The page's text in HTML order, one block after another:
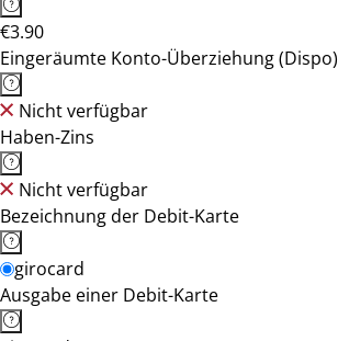
€3.90
Eingeräumte Konto-Überziehung (Dispo)
Nicht verfügbar
Haben-Zins
Nicht verfügbar
Bezeichnung der Debit-Karte
girocard
Ausgabe einer Debit-Karte